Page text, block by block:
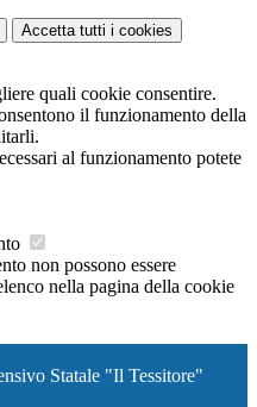
Accetta tutti i cookies
quali cookie consentire.
il funzionamento della
al funzionamento potete
non possono essere
nella pagina della cookie
Statale "Il Tessitore"